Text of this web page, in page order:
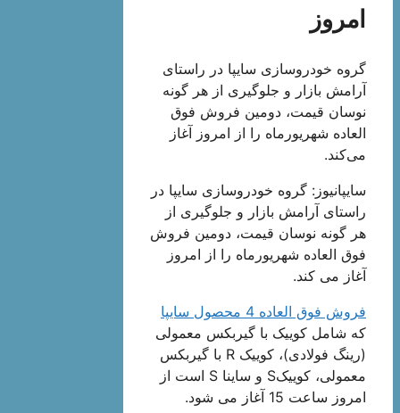
امروز
گروه خودروسازی سایپا در راستای
آرامش بازار و جلوگیری از هر گونه
نوسان قیمت، دومین فروش فوق
العاده شهریورماه را از امروز آغاز
می‌کند.
سایپانیوز: گروه خودروسازی سایپا در
راستای آرامش بازار و جلوگیری از
هر گونه نوسان قیمت، دومین فروش
فوق العاده شهریورماه را از امروز
آغاز می کند.
فروش فوق العاده 4 محصول سایپا
که شامل کوییک با گیربکس معمولی
(رینگ فولادی)، کوییک R با گیربکس
معمولی، کوییکS و ساینا S است از
امروز ساعت 15 آغاز می شود.